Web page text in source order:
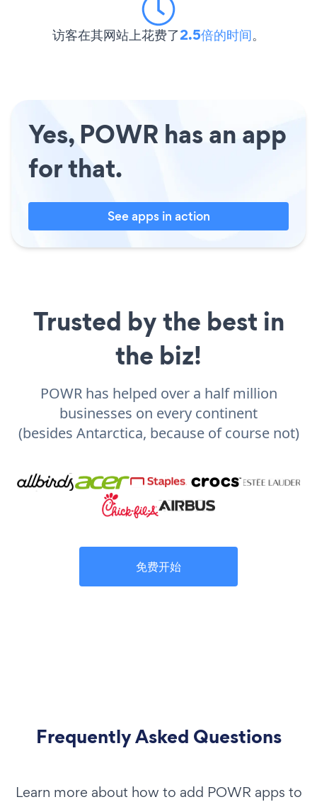
访客在其网站上花费了2.5倍的时间。
Yes, POWR has an app
for that.
See apps in action
Trusted by the best in
the biz!
POWR has helped over a half million
businesses on every continent
(besides Antarctica, because of course not)
免费开始
Frequently Asked Questions
Learn more about how to add POWR apps to